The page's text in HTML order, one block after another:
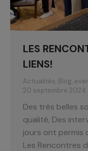
LES
LIENS!
Actualités, Blog,
20 septembre 2024
Des très belles
qualité, Des
jours ont permis
Les Rencontres